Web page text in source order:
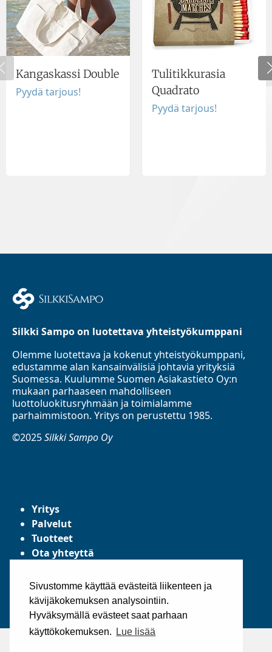
Sivustomme käyttää evästeitä liikenteen ja
kävijäkokemuksen analysointiin.
Hyväksymällä evästeet saat parhaan
käyttökokemuksen.
Lue lisää
Kangaskassi Double
Pyydä tarjous!
Tulitikkurasia
Quadrato
Pyydä tarjous!
Silkki Sampo on luotettava yhteistyökumppani
Olemme luotettava ja kokenut yhteistyökumppani,
edustamme alan kansainvälisiä johtavia yrityksiä
Suomessa. Kuulumme Suomen Asiakastieto Oy:n
mukaan parhaaseen mahdolliseen
luottoluokitusryhmään ja toimialamme
parhaimmistoon. Yritys on perustettu 1985.
©2025Silkki Sampo Oy
Yritys
Palvelut
Tuotteet
Ota yhteyttä
Yleiset toimitusehdot